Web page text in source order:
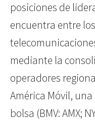
posiciones de
encuentra entre
mediante la
operadores
América Móvil,
bolsa (BMV: AMX;